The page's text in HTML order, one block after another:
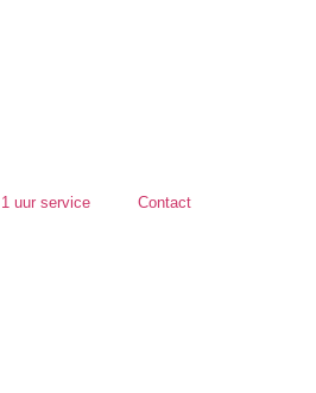
1 uur service Contact